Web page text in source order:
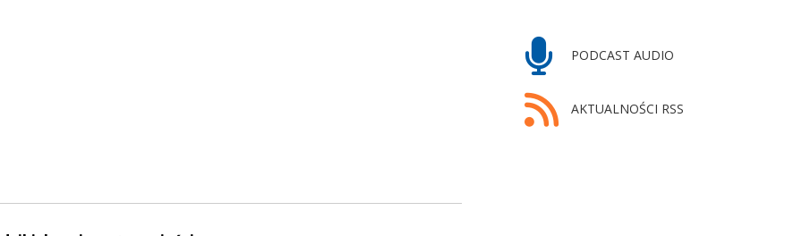
PODCAST AUDIO
AKTUALNOŚCI RSS